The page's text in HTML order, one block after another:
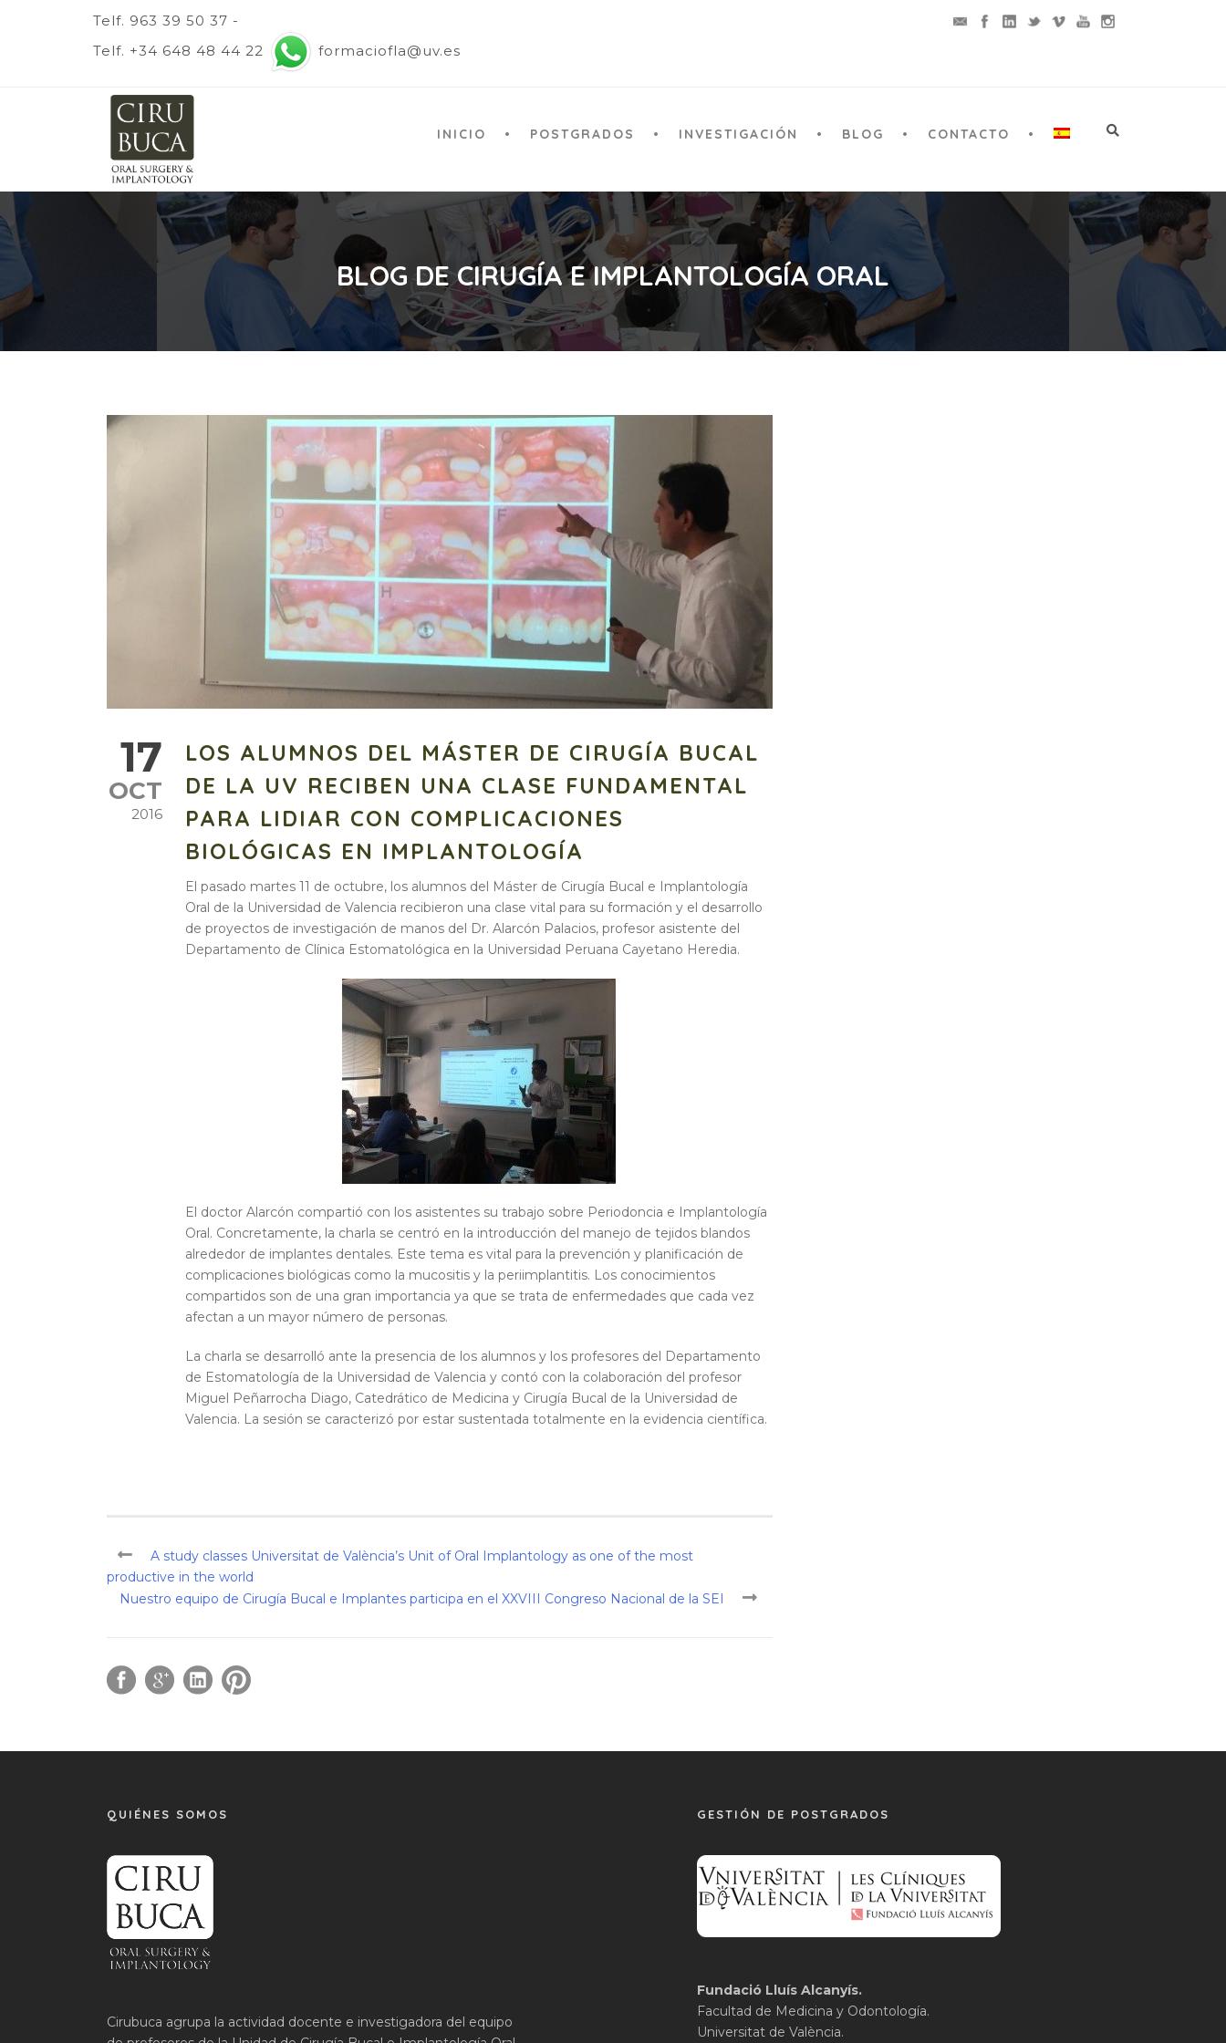
Telf. 963 39 50 37 -
Telf. +34 648 48 44 22
formaciofla@uv.es
INICIO POSTGRADOS INVESTIGACIÓN BLOG CONTACTO
BLOG DE CIRUGÍA E IMPLANTOLOGÍA ORAL
17
OCT
2016
LOS ALUMNOS DEL MÁSTER DE CIRUGÍA BUCAL
DE LA UV RECIBEN UNA CLASE FUNDAMENTAL
PARA LIDIAR CON COMPLICACIONES
BIOLÓGICAS EN IMPLANTOLOGÍA
El pasado martes 11 de octubre, los alumnos del Máster de Cirugía Bucal e Implantología
Oral de la Universidad de Valencia recibieron una clase vital para su formación y el desarrollo
de proyectos de investigación de manos del Dr. Alarcón Palacios, profesor asistente del
Departamento de Clínica Estomatológica en la Universidad Peruana Cayetano Heredia.
El doctor Alarcón compartió con los asistentes su trabajo sobre Periodoncia e Implantología
Oral. Concretamente, la charla se centró en la introducción del manejo de tejidos blandos
alrededor de implantes dentales. Este tema es vital para la prevención y planificación de
complicaciones biológicas como la mucositis y la periimplantitis. Los conocimientos
compartidos son de una gran importancia ya que se trata de enfermedades que cada vez
afectan a un mayor número de personas.
La charla se desarrolló ante la presencia de los alumnos y los profesores del Departamento
de Estomatología de la Universidad de Valencia y contó con la colaboración del profesor
Miguel Peñarrocha Diago, Catedrático de Medicina y Cirugía Bucal de la Universidad de
Valencia. La sesión se caracterizó por estar sustentada totalmente en la evidencia científica.
A study classes Universitat de València’s Unit of Oral Implantology as one of the most
productive in the world
Nuestro equipo de Cirugía Bucal e Implantes participa en el XXVIII Congreso Nacional de la SEI
QUIÉNES SOMOS
Cirubuca agrupa la actividad docente e investigadora del equipo
GESTIÓN DE POSTGRADOS
Fundació Lluís Alcanyís.
Facultad de Medicina y Odontología.
Universitat de València.